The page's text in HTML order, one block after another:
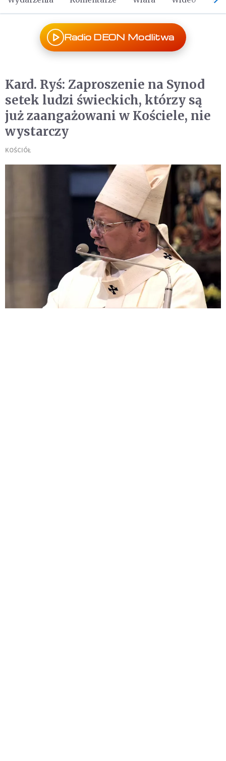
Radio DEON Modlitwa
Kard. Ryś: Zaproszenie na Synod
setek ludzi świeckich, którzy są
już zaangażowani w Kościele, nie
wystarczy
KOŚCIÓŁ